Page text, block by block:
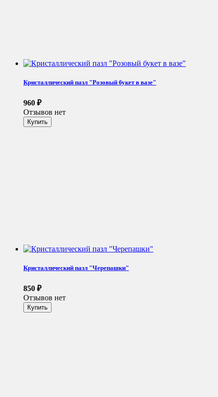
Кристаллический пазл "Розовый букет в вазе"
960 ₽
Отзывов нет
Кристаллический пазл "Черепашки"
850 ₽
Отзывов нет